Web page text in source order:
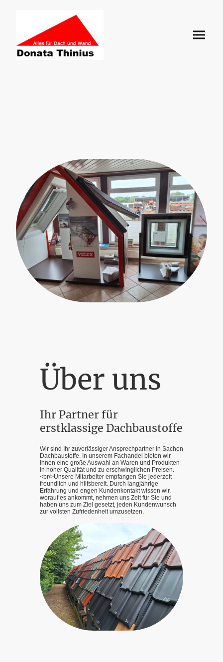
Über uns
Ihr Partner für
erstklassige Dachbaustoffe
Wir sind Ihr zuverlässiger Ansprechpartner in Sachen
Dachbaustoffe. In unserem Fachandel bieten wir
Ihnen eine große Auswahl an Waren und Produkten
in hoher Qualität und zu erschwinglichen Preisen.
<br/>Unsere Mitarbeiter empfangen Sie jederzeit
freundlich und hilfsbereit. Durch langjährige
Erfahrung und engen Kundenkontakt wissen wir,
worauf es ankommt, nehmen uns Zeit für Sie und
haben uns zum Ziel gesetzt, jeden Kundenwunsch
zur vollsten Zufriedenheit umzusetzen.